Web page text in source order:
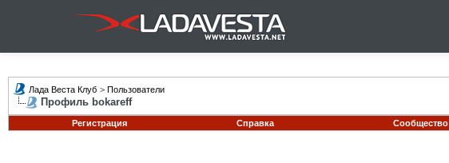
Лада Веста Клуб > Пользователи
Профиль bokareff
Регистрация
Справка Сообщество